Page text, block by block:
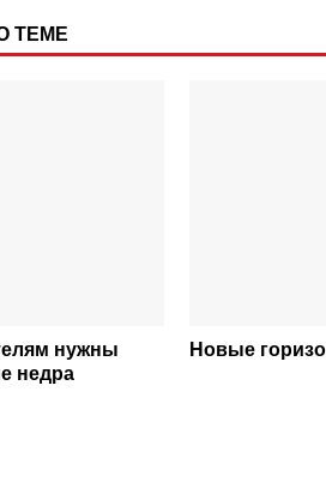
ТЕМЕ
нужны
недра
Новые